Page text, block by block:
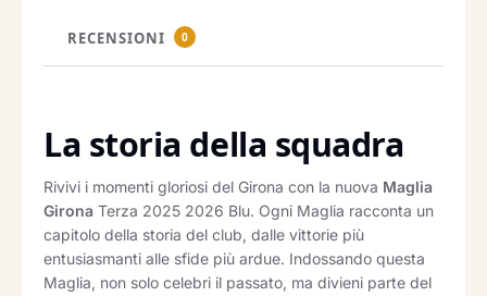
RECENSIONI 0
La storia della squadra
Rivivi i momenti gloriosi del Girona con la nuova Maglia
Girona Terza 2025 2026 Blu. Ogni Maglia racconta un
capitolo della storia del club, dalle vittorie più
entusiasmanti alle sfide più ardue. Indossando questa
Maglia, non solo celebri il passato, ma divieni parte del